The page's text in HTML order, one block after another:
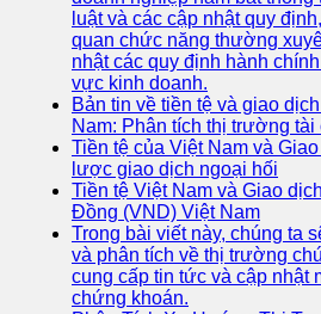
luật và các cập nhật quy
quan chức năng thường
nhật các quy định hành
vực kinh doanh.
Bản tin về tiền tệ và giao
Nam: Phân tích thị trường tài
Tiền tệ của Việt Nam và
lược giao dịch ngoại hối
Tiền tệ Việt Nam và Giao
Đồng (VND) Việt Nam
Trong bài viết này, chúng ta
và phân tích về thị trường
cung cấp tin tức và cập nhật
chứng khoán.